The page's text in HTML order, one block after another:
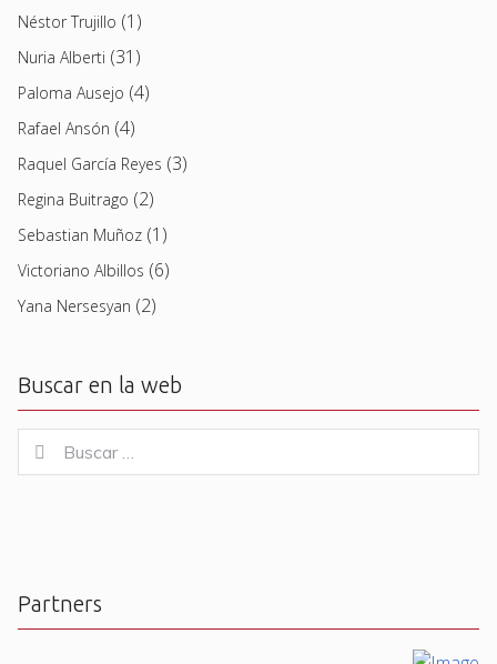
Néstor Trujillo (1)
Nuria Alberti (31)
Paloma Ausejo (4)
Rafael Ansón (4)
Raquel García Reyes (3)
Regina Buitrago (2)
Sebastian Muñoz (1)
Victoriano Albillos (6)
Yana Nersesyan (2)
Buscar en la web
for:
Buscar
Partners